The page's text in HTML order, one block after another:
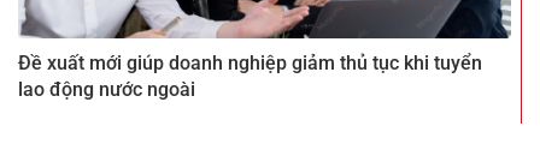
Đề xuất mới giúp doanh nghiệp giảm thủ tục khi tuyển
lao động nước ngoài